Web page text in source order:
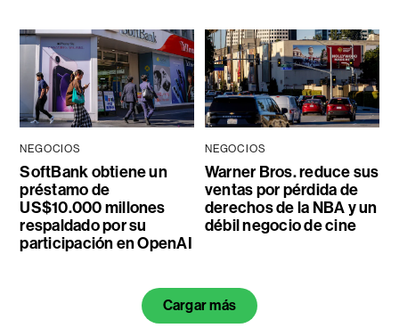
NEGOCIOS
SoftBank obtiene un
préstamo de
US$10.000 millones
respaldado por su
participación en OpenAI
NEGOCIOS
Warner Bros. reduce sus
ventas por pérdida de
derechos de la NBA y un
débil negocio de cine
Cargar más